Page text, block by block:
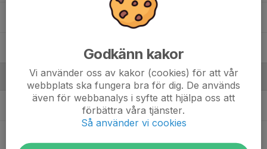
William Olsson-Lindh
Ledare
Fredrik Chöler Tränare
Godkänn kakor
Vi använder oss av kakor (cookies) för att vår
webbplats ska fungera bra för dig. De används
även för webbanalys i syfte att hjälpa oss att
förbättra våra tjänster.
Så använder vi cookies